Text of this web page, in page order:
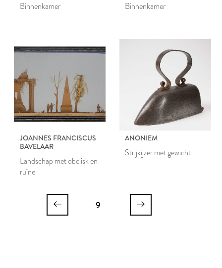
Binnenkamer Binnenkamer
JOANNES FRANCISCUS
BAVELAAR
Landschap met obelisk en
ruïne
ANONIEM
Strijkijzer met gewicht
9